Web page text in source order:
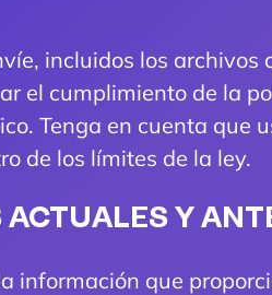
incluidos los
el cumplimiento de la
Tenga en cuenta
de los límites de la ley.
Y
información que